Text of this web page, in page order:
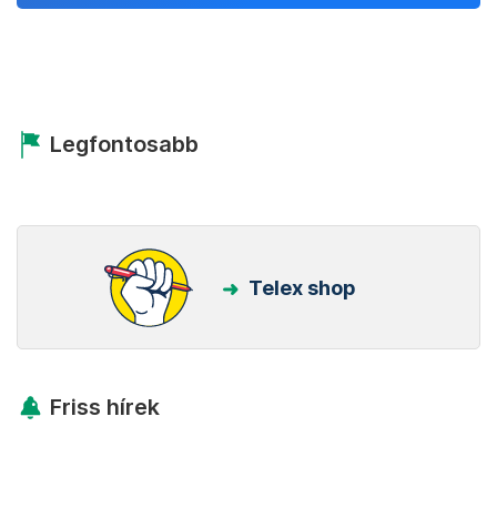
Legfontosabb
Telex shop
Friss hírek